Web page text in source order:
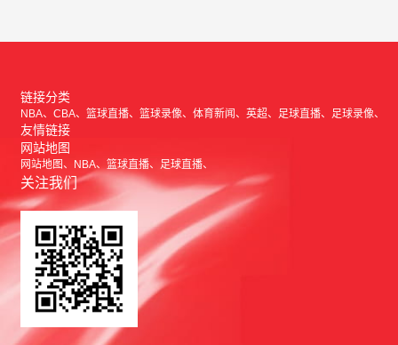
链接分类
NBA CBA 篮球直播 篮球录像 体育新闻 英超 足球直播 足球录像
友情链接
网站地图
网站地图 NBA 篮球直播 足球直播
关注我们